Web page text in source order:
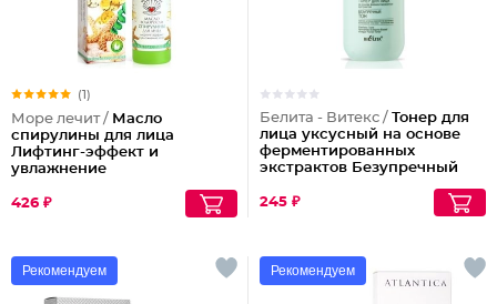
(1)
Море лечит / Масло
спирулины для лица
Лифтинг-эффект и
увлажнение
426 ₽
Белита - Витекс / Тонер для
лица уксусный на основе
ферментированных
экстрактов Безупречный
245 ₽
Рекомендуем Рекомендуем